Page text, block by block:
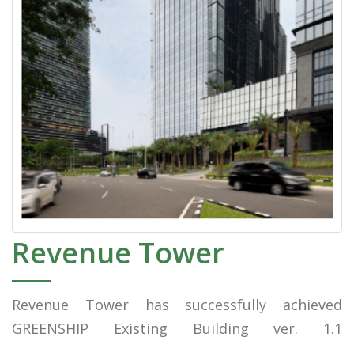
Revenue Tower
Revenue Tower has successfully achieved
GREENSHIP Existing Building ver. 1.1